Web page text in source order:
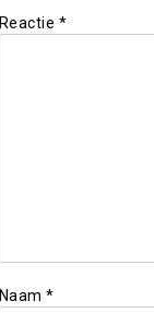
Reactie *
Naam *